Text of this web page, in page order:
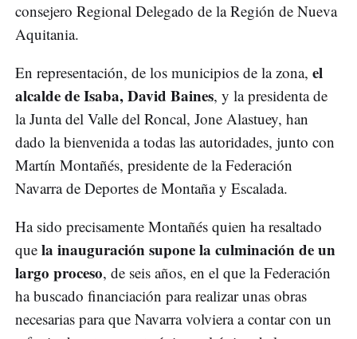
consejero Regional Delegado de la Región de Nueva
Aquitania.
En representación, de los municipios de la zona, el
alcalde de Isaba, David Baines, y la presidenta de
la Junta del Valle del Roncal, Jone Alastuey, han
dado la bienvenida a todas las autoridades, junto con
Martín Montañés, presidente de la Federación
Navarra de Deportes de Montaña y Escalada.
Ha sido precisamente Montañés quien ha resaltado
que la inauguración supone la culminación de un
largo proceso, de seis años, en el que la Federación
ha buscado financiación para realizar unas obras
necesarias para que Navarra volviera a contar con un